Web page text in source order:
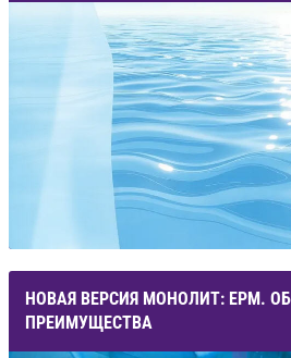
НОВАЯ ВЕРСИЯ МОНОЛИТ: ЕРМ.
ПРЕИМУЩЕСТВА